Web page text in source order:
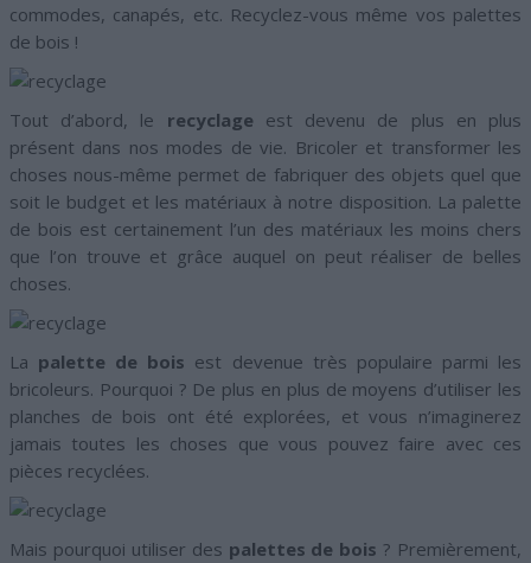
commodes, canapés, etc. Recyclez-vous même vos palettes
de bois !
Tout d’abord, le recyclage est devenu de plus en plus
présent dans nos modes de vie. Bricoler et transformer les
choses nous-même permet de fabriquer des objets quel que
soit le budget et les matériaux à notre disposition. La palette
de bois est certainement l’un des matériaux les moins chers
que l’on trouve et grâce auquel on peut réaliser de belles
choses.
La palette de bois est devenue très populaire parmi les
bricoleurs. Pourquoi ? De plus en plus de moyens d’utiliser les
planches de bois ont été explorées, et vous n’imaginerez
jamais toutes les choses que vous pouvez faire avec ces
pièces recyclées.
Mais pourquoi utiliser des palettes de bois ? Premièrement,